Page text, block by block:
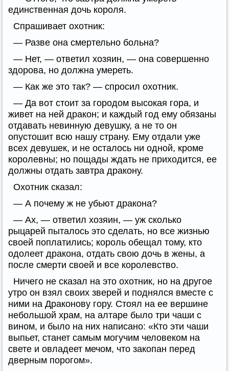
единственная дочь короля.
Спрашивает охотник:
— Разве она смертельно больна?
— Нет, — ответил хозяин, — она совершенно
здорова, но должна умереть.
— Как же это так? — спросил охотник.
— Да вот стоит за городом высокая гора, и
живет на ней дракон; и каждый год ему обязаны
отдавать невинную девушку, а не то он
опустошит всю нашу страну. Ему отдали уже
всех девушек, и не осталось ни одной, кроме
королевны; но пощады ждать не приходится, ее
должны отдать завтра дракону.
Охотник сказал:
— А почему ж не убьют дракона?
— Ах, — ответил хозяин, — уж сколько
рыцарей пыталось это сделать, но все жизнью
своей поплатились; король обещал тому, кто
одолеет дракона, отдать свою дочь в жены, а
после смерти своей и все королевство.
Ничего не сказал на это охотник, но на другое
утро он взял своих зверей и поднялся вместе с
ними на Драконову гору. Стоял на ее вершине
небольшой храм, на алтаре было три чаши с
вином, и было на них написано: «Кто эти чаши
выпьет, станет самым могучим человеком на
свете и овладеет мечом, что закопан перед
дверным порогом».